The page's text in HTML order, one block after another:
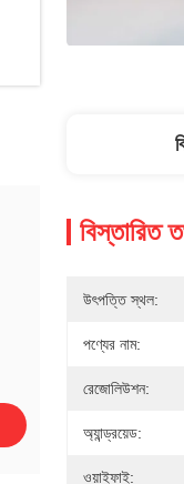
বিস্তারিত
উৎপত্তি স্থল:
পণ্যের নাম:
রেজোলিউশন:
অ্যান্ড্রয়েড:
ওয়াইফাই: